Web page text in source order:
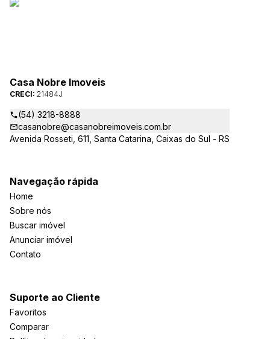
Casa Nobre Imoveis
CRECI: 21484J
(54) 3218-8888
casanobre@casanobreimoveis.com.br
Avenida Rosseti, 611, Santa Catarina, Caixas do Sul - RS
Navegação rápida
Home
Sobre nós
Buscar imóvel
Anunciar imóvel
Contato
Suporte ao Cliente
Favoritos
Comparar